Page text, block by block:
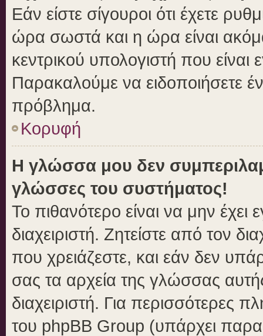
Εάν είστε σίγουροι ότι έχετε
ώρα σωστά και η ώρα είναι
κεντρικού υπολογιστή που
Παρακαλούμε να ειδοποιήσετε
πρόβλημα.
Κορυφή
Η γλώσσα μου δεν
γλώσσες του συστήματος!
Το πιθανότερο είναι να μην
διαχειριστή. Ζητείστε από τον
που χρειάζεστε, και εάν δεν
σας τα αρχεία της γλώσσας
διαχειριστή. Για περισσότερες
του phpBB Group (υπάρχει